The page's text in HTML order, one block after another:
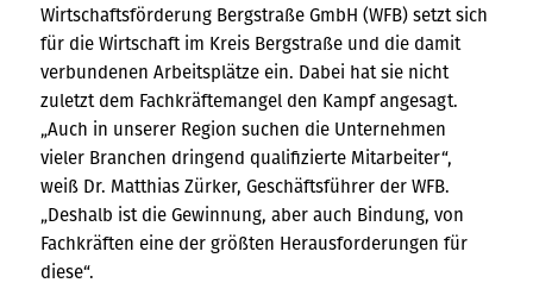
Wirtschaftsförderung Bergstraße GmbH (WFB) setzt sich
für die Wirtschaft im Kreis Bergstraße und die damit
verbundenen Arbeitsplätze ein. Dabei hat sie nicht
zuletzt dem Fachkräftemangel den Kampf angesagt.
„Auch in unserer Region suchen die Unternehmen
vieler Branchen dringend qualifizierte Mitarbeiter“,
weiß Dr. Matthias Zürker, Geschäftsführer der WFB.
„Deshalb ist die Gewinnung, aber auch Bindung, von
Fachkräften eine der größten Herausforderungen für
diese“.